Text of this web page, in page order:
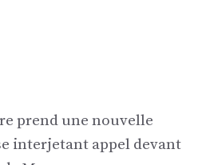
prend une nouvelle
interjetant appel devant